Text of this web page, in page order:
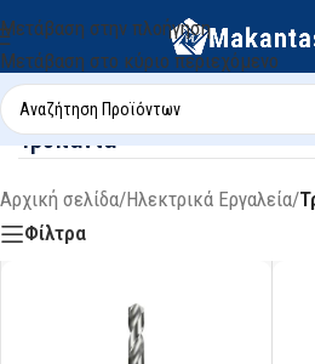
Μετάβαση στην πλοήγηση
Μετάβαση στο κύριο περιεχόμενο
Τρυπάνια
Αρχική σελίδα/Ηλεκτρικά Εργαλεία/
Φίλτρα